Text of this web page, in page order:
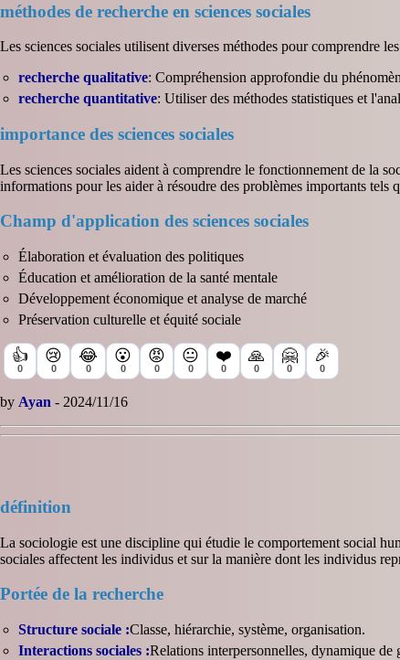
méthodes de recherche en sciences sociales
Les sciences sociales utilisent diverses méthodes pour comprendre
recherche qualitative: Compréhension approfondie du
recherche quantitative: Utiliser des méthodes statistiques et
importance des sciences sociales
Les sciences sociales aident à comprendre le fonctionnement de la
informations pour les aider à résoudre des problèmes importants tels
Champ d'application des sciences sociales
Élaboration et évaluation des politiques
Éducation et amélioration de la santé mentale
Développement économique et analyse de marché
Préservation culturelle et équité sociale
👍
0
😢
0
😂
0
😮
0
😡
0
😐
0
❤️
0
🙏
0
🤗
0
🎉
0
by Ayan - 2024/11/16
définition
La sociologie est une discipline qui étudie le comportement social
sociales affectent les individus et sur la manière dont les individus
Portée de la recherche
Structure sociale :Classe, hiérarchie, système, organisation.
Interactions sociales :Relations interpersonnelles, dynamique de